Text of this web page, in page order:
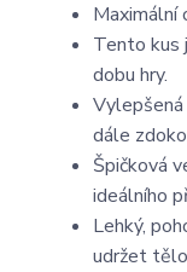
Maximální
Tento kus
dobu hry.
Vylepšená
dále
Špičková
ideálního
Lehký,
udržet